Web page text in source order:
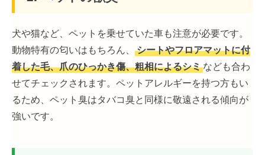
犬や猫など、ペットを乗せていた車も注意が必要です。
動物特有の匂いはもちろん、
シートやフロアマットに付
着した毛、爪のひっかき傷、粗相によるシミなども合わ
せてチェックされます。ペットアレルギーを持つ方もい
るため、ペット臭はタバコ臭と同様に敬遠される傾向が
強いです。